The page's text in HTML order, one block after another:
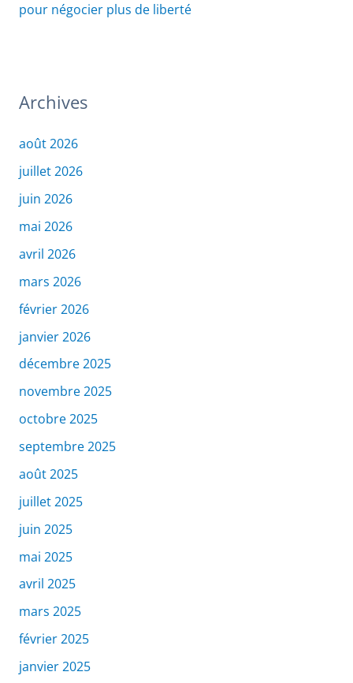
pour négocier plus de liberté
Archives
août 2026
juillet 2026
juin 2026
mai 2026
avril 2026
mars 2026
février 2026
janvier 2026
décembre 2025
novembre 2025
octobre 2025
septembre 2025
août 2025
juillet 2025
juin 2025
mai 2025
avril 2025
mars 2025
février 2025
janvier 2025